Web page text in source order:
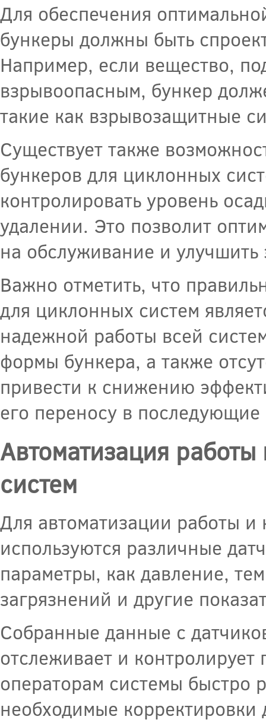
Для обеспечения
бункеры должны быть
Например, если вещество,
взрывоопасным, бункер
такие как взрывозащитные
Существует также
бункеров для циклонных
контролировать уровень
удалении. Это позволит
на обслуживание и улучшить
Важно отметить, что
для циклонных систем
надежной работы всей
формы бункера, а также
привести к снижению
его переносу в последующие
Автоматизация
систем
Для автоматизации работы
используются различные
параметры, как давление,
загрязнений и другие
Собранные данные с
отслеживает и
операторам системы быстро
необходимые